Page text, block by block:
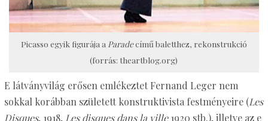
Picasso egyik figurája a Paradecímű balett­hez, rekonstrukció
(forrás: theartblog.org)
E látványvilág erősen emlékeztet Fernand Leger nem
sokkal korábban született konstruktivista festményeire (Les
Disques, 1918, Les disques dans la ville1920 stb.), illetve az e